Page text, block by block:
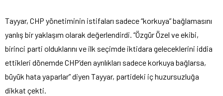
Tayyar, CHP yönetiminin istifaları sadece “korkuya” bağlamasını
yanlış bir yaklaşım olarak değerlendirdi. “Özgür Özel ve ekibi,
birinci parti olduklarını ve ilk seçimde iktidara geleceklerini iddia
ettikleri dönemde CHP’den ayrılıkları sadece korkuya bağlarsa,
büyük hata yaparlar” diyen Tayyar, partideki iç huzursuzluğa
dikkat çekti.